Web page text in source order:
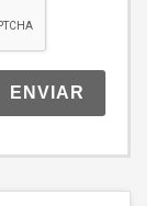
ENVIAR